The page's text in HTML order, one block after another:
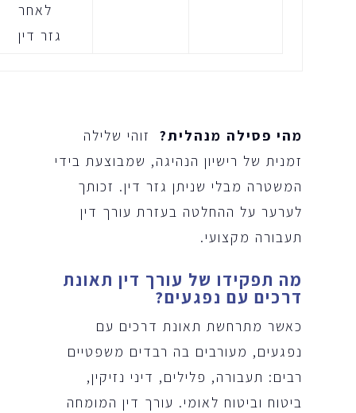
לאחר
גזר דין
מהי פסילה מנהלית? זוהי שלילה
זמנית של רישיון הנהיגה, שמבוצעת בידי
המשטרה מבלי שניתן גזר דין. זכותך
לערער על ההחלטה בעזרת עורך דין
תעבורה מקצועי.
מה תפקידו של עורך דין תאונת
דרכים עם נפגעים?
כאשר מתרחשת תאונת דרכים עם
נפגעים, מעורבים בה רבדים משפטיים
רבים: תעבורה, פלילים, דיני נזיקין,
ביטוח וביטוח לאומי. עורך דין המומחה